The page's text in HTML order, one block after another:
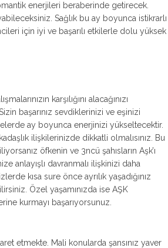
enerjileri beraberinde getirecek.
Sağlık bu ay boyunca istikrarlı
için iyi ve başarılı etkilerle dolu yüksek
karşılığını alacağınızı
başarınız sevdiklerinizi ve eşinizi
ay boyunca enerjinizi yükseltecektir.
ilişkilerinizde dikkatli olmalısınız. Bu
öfkenin ve 3ncü şahısların Aşk’ı
anlayışlı davranmalı ilişkinizi daha
kısa sure önce ayrılık yaşadığınız
Özel yaşamınızda ise AŞK
kurmayı başarıyorsunuz.
etmekte. Mali konularda şansınız yaver